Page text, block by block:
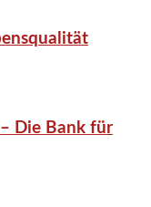
Die Bank für